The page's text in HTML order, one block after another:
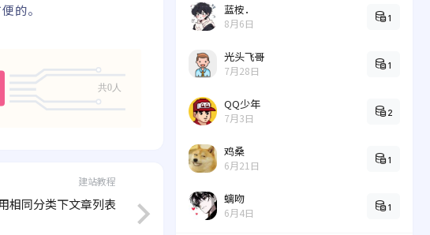
的。
共0人
建站教程
相同分类下文章列表
蓝桉．
8月6日 1
光头飞哥
7月28日 1
QQ少年
7月3日 2
鸡桑
6月21日 1
螭吻
6月4日 1